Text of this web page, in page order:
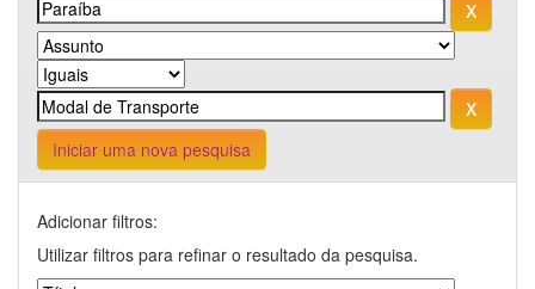
Iniciar uma nova pesquisa
Adicionar filtros:
Utilizar filtros para refinar o resultado da pesquisa.